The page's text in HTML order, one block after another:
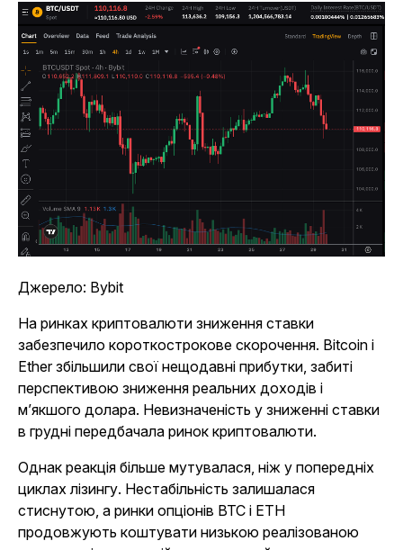
Джерело: Bybit
На ринках криптовалюти зниження ставки
забезпечило короткострокове скорочення. Bitcoin і
Ether збільшили свої нещодавні прибутки, забиті
перспективою зниження реальних доходів і
м’якшого долара. Невизначеність у зниженні ставки
в грудні передбачала ринок криптовалюти.
Однак реакція більше мутувалася, ніж у попередніх
циклах лізингу. Нестабільність залишалася
стиснутою, а ринки опціонів BTC і ETH
продовжують коштувати низькою реалізованою